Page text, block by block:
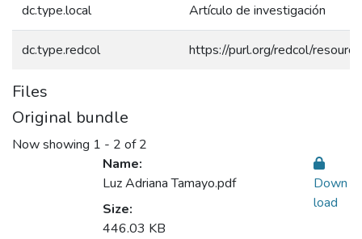
dc.type.local Artículo de investigación
dc.type.redcol https://purl.org/redcol/
Files
Original bundle
Now showing 1 - 2 of 2
Name:
Luz Adriana Tamayo.pdf
Size:
446.03 KB
Down
load